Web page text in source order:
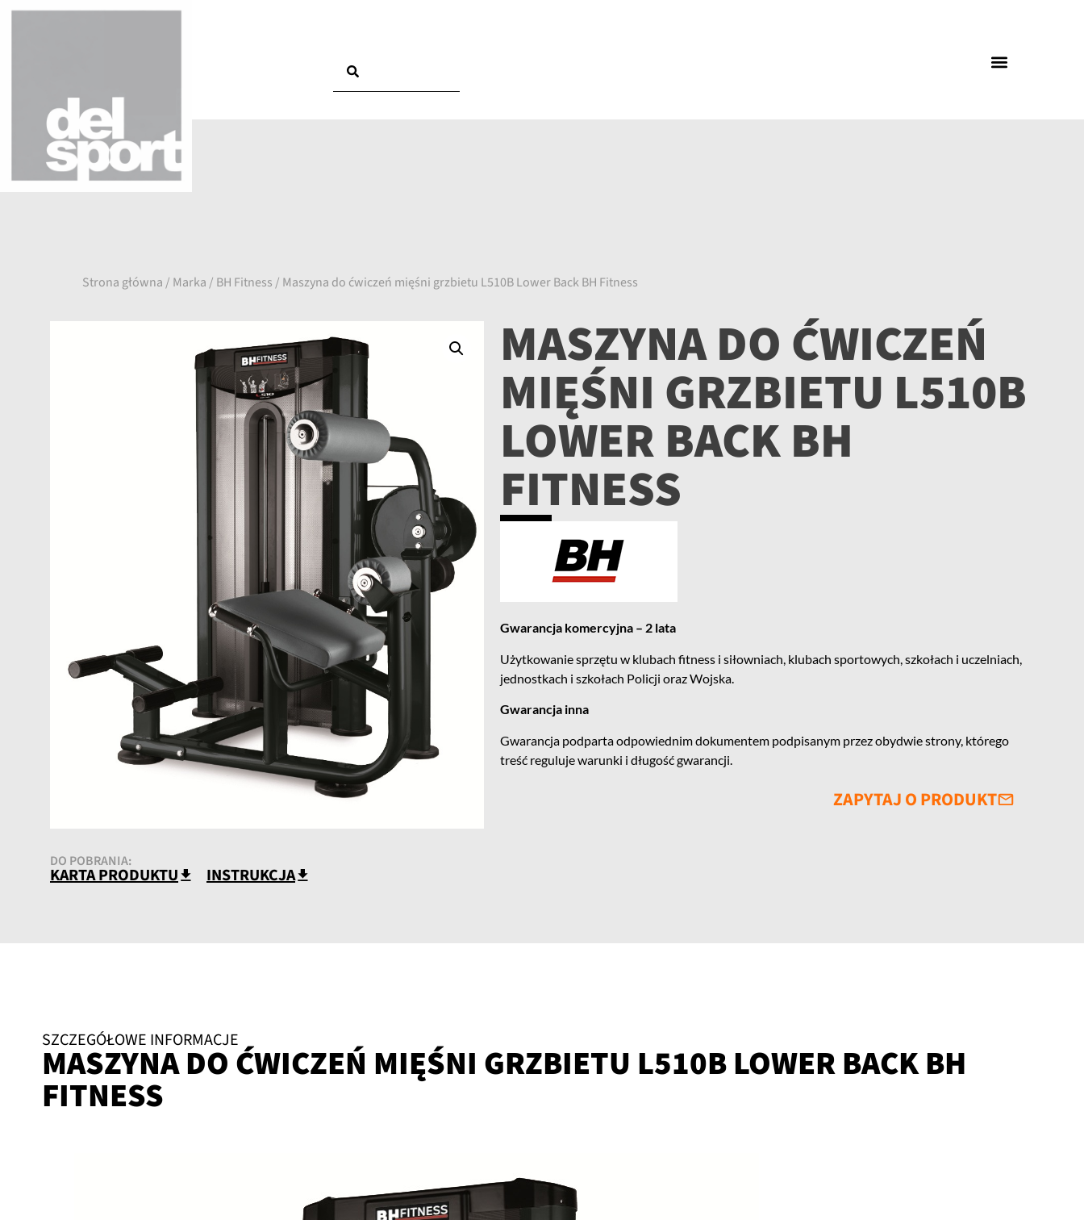
Strona główna / Marka / BH Fitness / Maszyna do ćwiczeń mięśni grzbietu L510B Lower Back BH Fitness
DO POBRANIA:
KARTA PRODUKTU INSTRUKCJA
MASZYNA DO ĆWICZEŃ
MIĘŚNI GRZBIETU L510B
LOWER BACK BH
FITNESS
Gwarancja komercyjna – 2 lata
Użytkowanie sprzętu w klubach fitness i siłowniach, klubach sportowych, szkołach i uczelniach,
jednostkach i szkołach Policji oraz Wojska.
Gwarancja inna
Gwarancja podparta odpowiednim dokumentem podpisanym przez obydwie strony, którego
treść reguluje warunki i długość gwarancji.
ZAPYTAJ O PRODUKT
SZCZEGÓŁOWE INFORMACJE
MASZYNA DO ĆWICZEŃ MIĘŚNI GRZBIETU L510B LOWER BACK BH
FITNESS